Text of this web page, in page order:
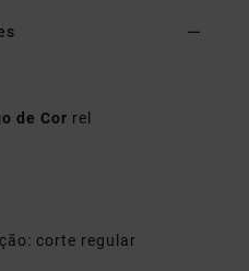
de Cor rel
corte regular